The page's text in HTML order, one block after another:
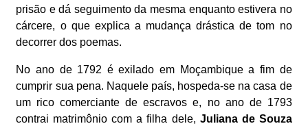
prisão e dá seguimento da mesma enquanto estivera no
cárcere, o que explica a mudança drástica de tom no
decorrer dos poemas.
No ano de 1792 é exilado em Moçambique a fim de
cumprir sua pena. Naquele país, hospeda-se na casa de
um rico comerciante de escravos e, no ano de 1793
contrai matrimônio com a filha dele, Juliana de Souza